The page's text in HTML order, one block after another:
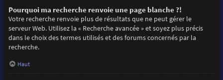
Pourquoi ma recherche renvoie une page blanche ?!
Votre recherche renvoie plus de résultats que ne peut gérer le
serveur Web. Utilisez la « Recherche avancée » et soyez plus précis
dans le choix des termes utilisés et des forums concernés par la
recherche.
Haut